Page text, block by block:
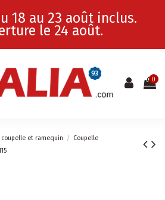
18 au 23 août inclus.
le 24 août.
0
coupelle et ramequin
Coupelle